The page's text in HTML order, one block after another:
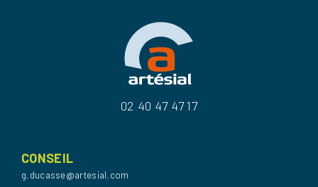
02 40 47 47 17
CONSEIL
g.ducasse@artesial.com